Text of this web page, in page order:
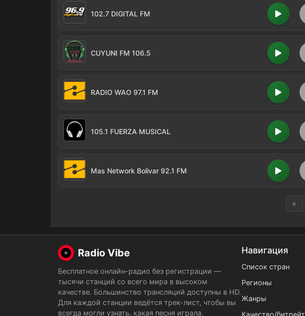
102.7 DIGITAL FM
CUYUNI FM 106.5
RADIO WAO 97.1 FM
105.1 FUERZA MUSICAL
Mas Network Bolivar 92.1 FM
«
Radio Vibe
Бесплатное онлайн-радио без регистрации —
тысячи станций со всего мира в высоком
качестве. Большинство трансляций доступны в HD.
Для каждой станции ведётся трек-лист, чтобы вы
всегда могли узнать, какая песня играла.
Навигация
Список стран
Регионы
Жанры
Качество/битрейт